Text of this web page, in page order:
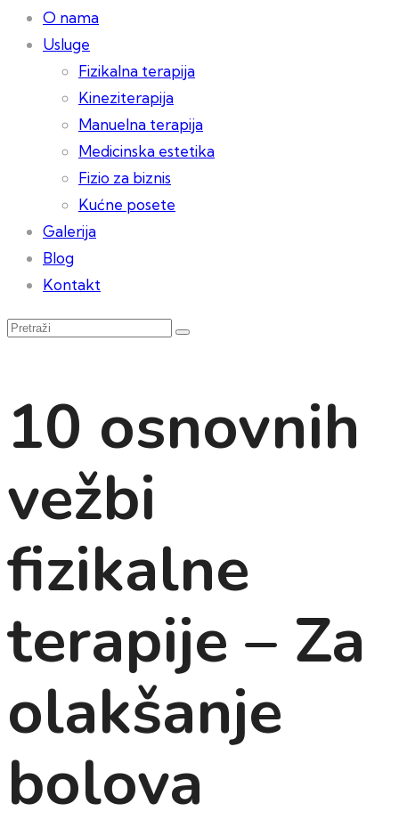
O nama
Usluge
Fizikalna terapija
Kineziterapija
Manuelna terapija
Medicinska estetika
Fizio za biznis
Kućne posete
Galerija
Blog
Kontakt
10 osnovnih
vežbi
fizikalne
terapije – Za
olakšanje
bolova